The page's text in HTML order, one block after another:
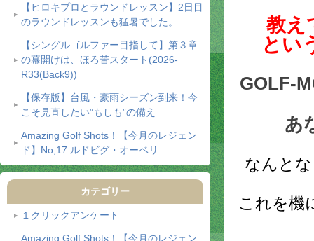
【ヒロキプロとラウンドレッスン】2日目
のラウンドレッスンも猛暑でした。
【シングルゴルファー目指して】第３章
の幕開けは、ほろ苦スタート(2026-
R33(Back9))
【保存版】台風・豪雨シーズン到来！今
こそ見直したい”もしも”の備え
Amazing Golf Shots！【今月のレジェン
ド】No,17 ルドビグ・オーベリ
カテゴリー
１クリックアンケート
Amazing Golf Shots！【今月のレジェン
教え
とい
GOLF-
あ
なんと
これを機